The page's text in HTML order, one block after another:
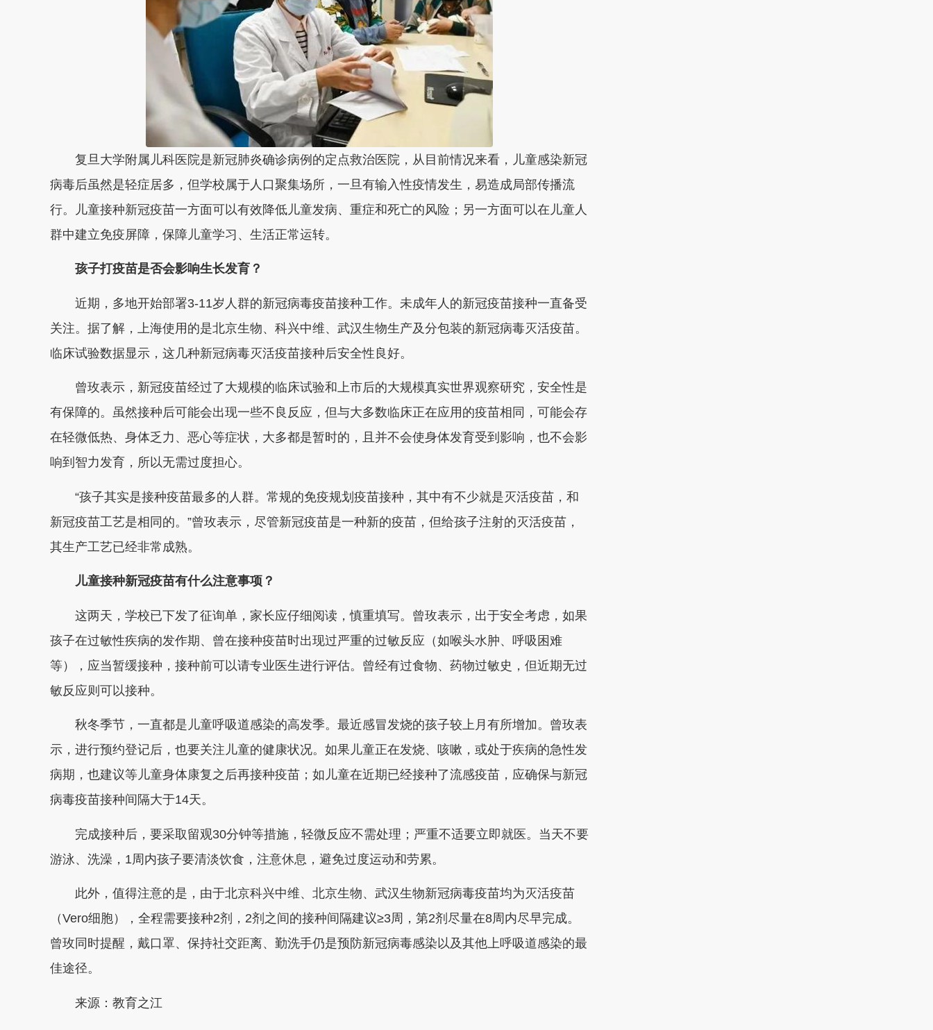
复旦大学附属儿科医院是新冠肺炎确诊病例的定点救治医院，从目前情况来看，儿童感染新冠
病毒后虽然是轻症居多，但学校属于人口聚集场所，一旦有输入性疫情发生，易造成局部传播流
行。儿童接种新冠疫苗一方面可以有效降低儿童发病、重症和死亡的风险；另一方面可以在儿童人
群中建立免疫屏障，保障儿童学习、生活正常运转。
孩子打疫苗是否会影响生长发育？
近期，多地开始部署3-11岁人群的新冠病毒疫苗接种工作。未成年人的新冠疫苗接种一直备受
关注。据了解，上海使用的是北京生物、科兴中维、武汉生物生产及分包装的新冠病毒灭活疫苗。
临床试验数据显示，这几种新冠病毒灭活疫苗接种后安全性良好。
曾玫表示，新冠疫苗经过了大规模的临床试验和上市后的大规模真实世界观察研究，安全性是
有保障的。虽然接种后可能会出现一些不良反应，但与大多数临床正在应用的疫苗相同，可能会存
在轻微低热、身体乏力、恶心等症状，大多都是暂时的，且 并不会使身体发育受到影响，也不会影
响到智力发育，所以无需过度担心。
“孩子其实是接种疫苗最多的人群。常规的免疫规划疫苗接种，其中有不少就是灭活疫苗，和
新冠疫苗工艺是相同的。”曾玫表示，尽管新冠疫苗是一种新的疫苗，但给孩子注射的灭活疫苗，
其生产工艺已经非常成熟。
儿童接种新冠疫苗有什么注意事项？
这两天，学校已下发了征询单，家长应仔细阅读，慎重填写。曾玫表示，出于安全考虑，如果
孩子在过敏性疾病的发作期、曾在接种疫苗时出现过严重的过敏反应（如喉头水肿、呼吸困难
等），应当暂缓接种，接种前可以请专业医生进行评估。曾经有过食物、药物过敏史，但近期无过
敏反应则可以接种。
秋冬季节，一直都是儿童呼吸道感染的高发季。最近感冒发烧的孩子较上月有所增加。曾玫表
示，进行预约登记后，也要关注儿童的健康状况。如果儿童正在发烧、咳嗽，或处于疾病的急性发
病期，也建议等儿童身体康复之后再接种疫苗；如儿童在近期已经接种了流感疫苗，应确保与新冠
病毒疫苗接种间隔大于14天。
完成接种后，要采取留观30分钟等措施，轻微反应不需处理；严重不适要立即就医。当天不要
游泳、洗澡，1周内孩子要清淡饮食，注意休息，避免过度运动和劳累。
此外，值得注意的是，由于北京科兴中维、北京生物、武汉生物新冠病毒疫苗均为灭活疫苗
（Vero细胞），全程需要接种2剂，2剂之间的接种间隔建议≥3周，第2剂尽量在8周内尽早完成。
曾玫同时提醒，戴口罩、保持社交距离、勤洗手仍是预防新冠病毒感染以及其他上呼吸道感染的最
佳途径。
来源：教育之江